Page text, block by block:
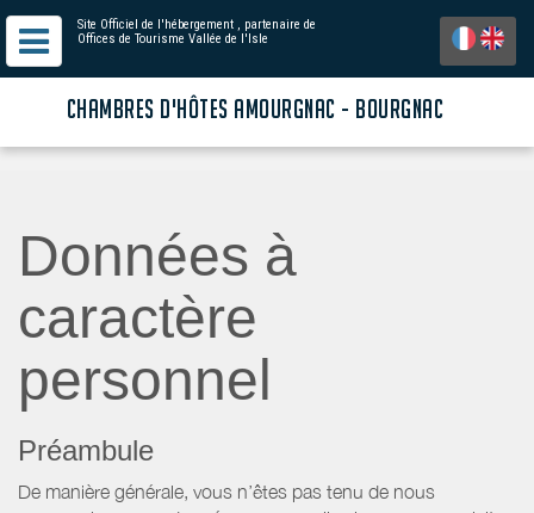
Site Officiel de l'hébergement , partenaire de
Offices de Tourisme Vallée de l'Isle
CHAMBRES D'HÔTES AMOURGNAC - BOURGNAC
Données à
caractère
personnel
Préambule
De manière générale, vous n’êtes pas tenu de nous